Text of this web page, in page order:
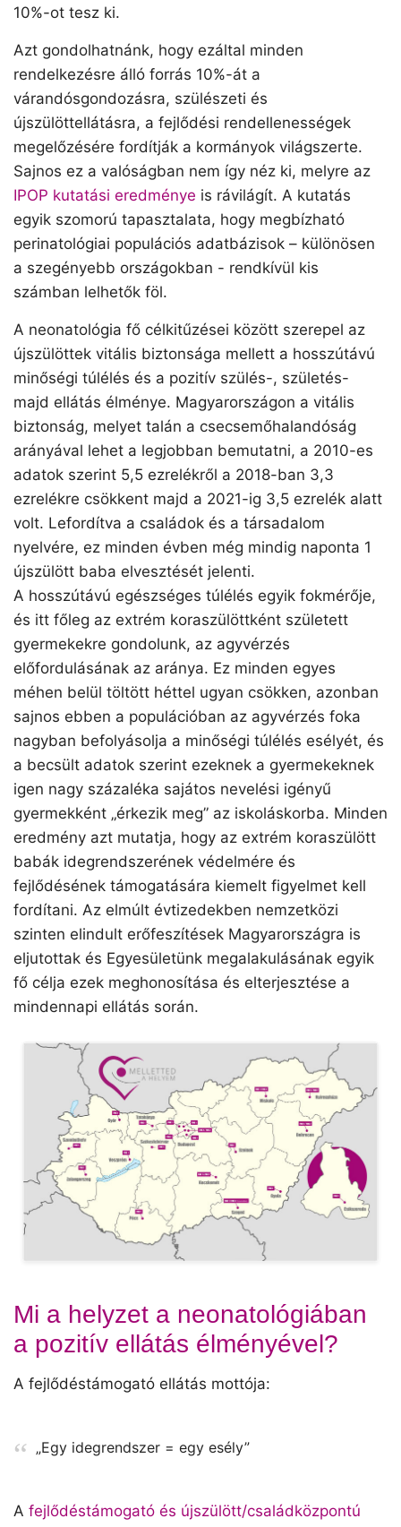
10%-ot tesz ki.
Azt gondolhatnánk, hogy ezáltal minden
rendelkezésre álló forrás 10%-át a
várandósgondozásra, szülészeti és
újszülöttellátásra, a fejlődési rendellenességek
megelőzésére fordítják a kormányok világszerte.
Sajnos ez a valóságban nem így néz ki, melyre az
IPOP kutatási eredménye is rávilágít. A kutatás
egyik szomorú tapasztalata, hogy megbízható
perinatológiai populációs adatbázisok – különösen
a szegényebb országokban - rendkívül kis
számban lelhetők föl.
A neonatológia fő célkitűzései között szerepel az
újszülöttek vitális biztonsága mellett a hosszútávú
minőségi túlélés és a pozitív szülés-, születés-
majd ellátás élménye. Magyarországon a vitális
biztonság, melyet talán a csecsemőhalandóság
arányával lehet a legjobban bemutatni, a 2010-es
adatok szerint 5,5 ezrelékről a 2018-ban 3,3
ezrelékre csökkent majd a 2021-ig 3,5 ezrelék alatt
volt. Lefordítva a családok és a társadalom
nyelvére, ez minden évben még mindig naponta 1
újszülött baba elvesztését jelenti.
A hosszútávú egészséges túlélés egyik fokmérője,
és itt főleg az extrém koraszülöttként született
gyermekekre gondolunk, az agyvérzés
előfordulásának az aránya. Ez minden egyes
méhen belül töltött héttel ugyan csökken, azonban
sajnos ebben a populációban az agyvérzés foka
nagyban befolyásolja a minőségi túlélés esélyét, és
a becsült adatok szerint ezeknek a gyermekeknek
igen nagy százaléka sajátos nevelési igényű
gyermekként „érkezik meg” az iskoláskorba. Minden
eredmény azt mutatja, hogy az extrém koraszülött
babák idegrendszerének védelmére és
fejlődésének támogatására kiemelt figyelmet kell
fordítani. Az elmúlt évtizedekben nemzetközi
szinten elindult erőfeszítések Magyarországra is
eljutottak és Egyesületünk megalakulásának egyik
fő célja ezek meghonosítása és elterjesztése a
mindennapi ellátás során.
Mi a helyzet a neonatológiában
a pozitív ellátás élményével?
A fejlődéstámogató ellátás mottója:
„Egy idegrendszer = egy esély”
A fejlődéstámogató és újszülött/családközpontú